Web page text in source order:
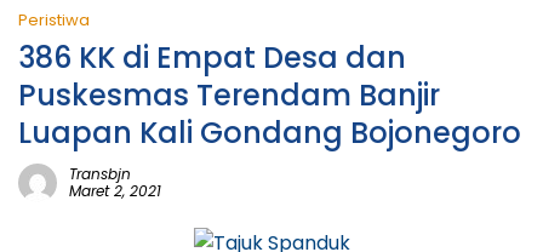
Peristiwa
386 KK di Empat Desa dan
Puskesmas Terendam Banjir
Luapan Kali Gondang Bojonegoro
Transbjn
Maret 2, 2021